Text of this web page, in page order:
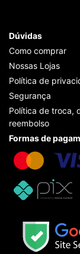
Dúvidas
Como comprar
Nossas Lojas
Política de
Segurança
Política de troca,
reembolso
Formas de